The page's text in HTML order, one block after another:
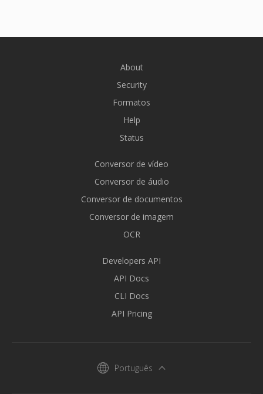
About
Security
Formatos
Help
Status
Conversor de vídeo
Conversor de áudio
Conversor de documentos
Conversor de imagem
OCR
Developers API
API Docs
CLI Docs
API Pricing
Português